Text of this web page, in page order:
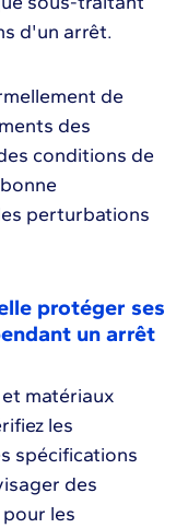
d'un arrêt.
de
des
conditions de
perturbations
protéger ses
un arrêt
matériaux
les
spécifications
des
les